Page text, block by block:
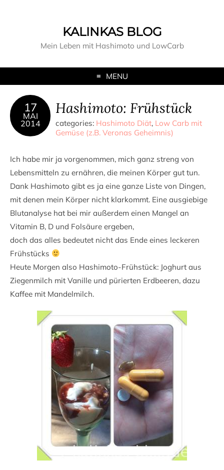
KALINKAS BLOG
Mein Leben mit Hashimoto und LowCarb
MENU
17
MAI
2014
Hashimoto: Frühstück
categories: Hashimoto Diät, Low Carb mit
Gemüse (z.B. Veronas Geheimnis)
Ich habe mir ja vorgenommen, mich ganz streng von
Lebensmitteln zu ernähren, die meinen Körper gut tun.
Dank Hashimoto gibt es ja eine ganze Liste von Dingen,
mit denen mein Körper nicht klarkommt. Eine ausgiebige
Blutanalyse hat bei mir außerdem einen Mangel an
Vitamin B, D und Folsäure ergeben,
doch das alles bedeutet nicht das Ende eines leckeren
Frühstücks
Heute Morgen also Hashimoto-Frühstück: Joghurt aus
Ziegenmilch mit Vanille und pürierten Erdbeeren, dazu
Kaffee mit Mandelmilch.